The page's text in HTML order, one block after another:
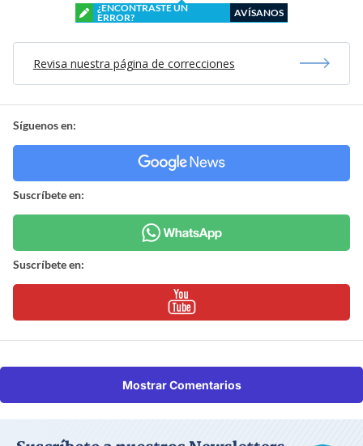
¿ENCONTRASTE UN
ERROR?
AVÍSANOS
Revisa nuestra página de correcciones
Síguenos en:
Suscríbete en:
Suscríbete en:
Mostrar Comentarios